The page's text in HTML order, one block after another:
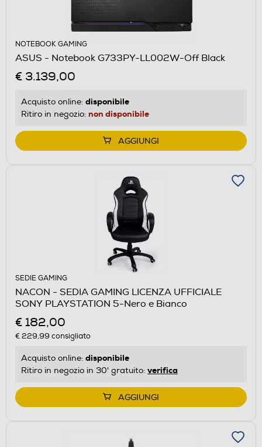
NOTEBOOK GAMING
ASUS - Notebook G733PY-LL002W-Off Black
€ 3.139,00
Acquisto online: disponibile
Ritiro in negozio: non disponibile
AGGIUNGI
SEDIE GAMING
NACON - SEDIA GAMING LICENZA UFFICIALE
SONY PLAYSTATION 5-Nero e Bianco
€ 182,00
€ 229,99 consigliato
Acquisto online: disponibile
Ritiro in negozio in 30' gratuito: verifica
AGGIUNGI